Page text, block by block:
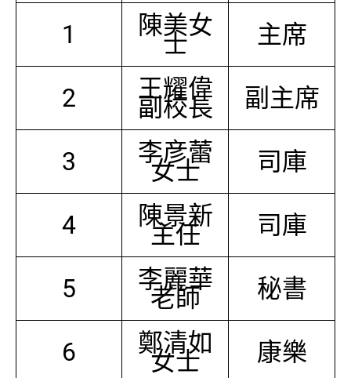
1
陳美女
士 主席
2 王耀偉
副校長 副主席
3 李彦蕾
女士 司庫
4 陳景新
主任 司庫
5 李麗華
老師 秘書
6 鄭清如
女士 康樂